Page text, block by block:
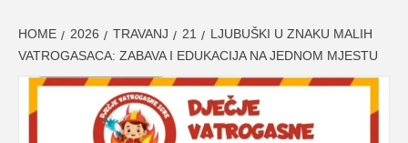
HOME 2026 TRAVANJ 21
LJUBUŠKI U ZNAKU MALIH
VATROGASACA: ZABAVA I EDUKACIJA NA JEDNOM MJESTU